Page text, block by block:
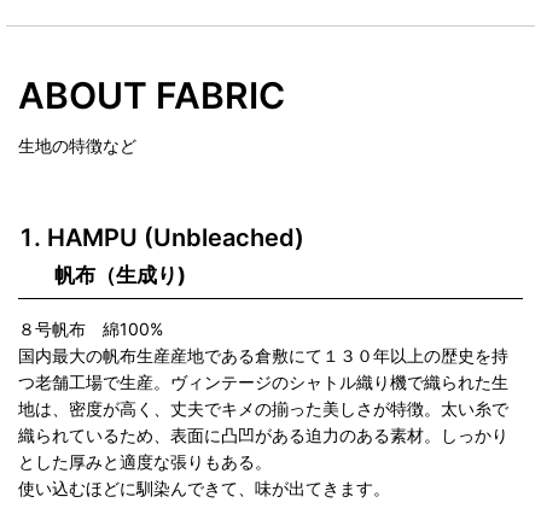
ABOUT FABRIC
生地の特徴など
HAMPU (Unbleached)
帆布（生成り)
８号帆布 綿100%
国内最大の帆布生産産地である倉敷にて１３０年以上の歴史を持
つ老舗工場で生産。ヴィンテージのシャトル織り機で織られた生
地は、密度が高く、丈夫でキメの揃った美しさが特徴。太い糸で
織られているため、表面に凸凹がある迫力のある素材。しっかり
とした厚みと適度な張りもある。
使い込むほどに馴染んできて、味が出てきます。